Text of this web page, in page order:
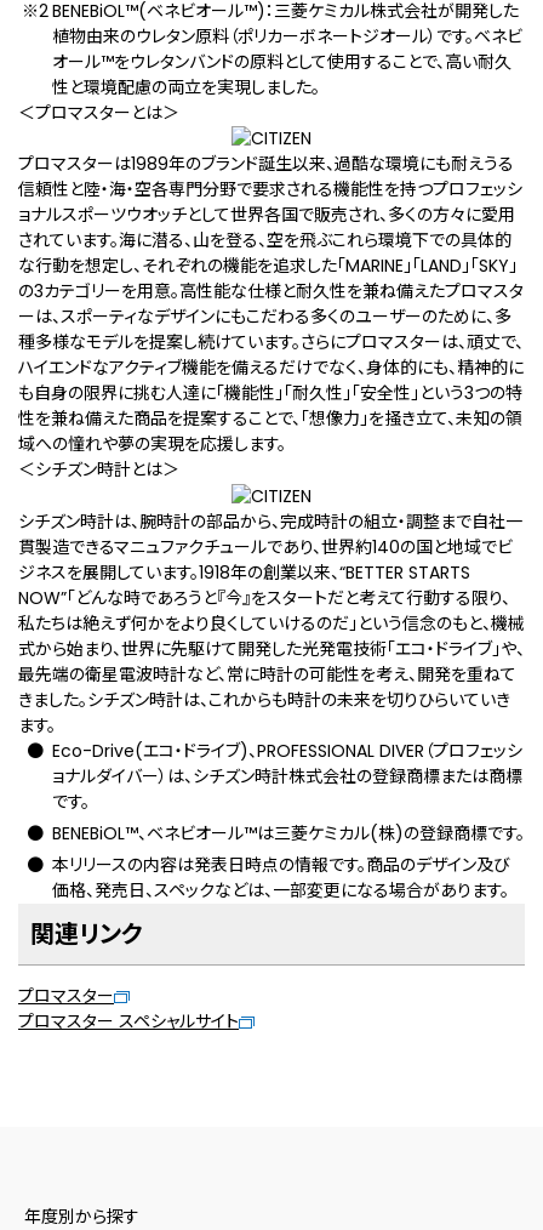
BENEBiOL™(ベネビオール™)：三菱ケミカル株式会社が開発した
植物由来のウレタン原料（ポリカーボネートジオール）です。ベネビ
オール™をウレタンバンドの原料として使用することで、高い耐久
性と環境配慮の両立を実現しました。
＜プロマスターとは＞
プロマスターは1989年のブランド誕生以来、過酷な環境にも耐えうる
信頼性と陸・海・空各専門分野で要求される機能性を持つプロフェッシ
ョナルスポーツウオッチとして世界各国で販売され、多くの方々に愛用
されています。海に潜る、山を登る、空を飛ぶ――これら環境下での具体的
な行動を想定し、それぞれの機能を追求した「MARINE」「LAND」「SKY」
の3カテゴリーを用意。高性能な仕様と耐久性を兼ね備えたプロマスタ
ーは、スポーティなデザインにもこだわる多くのユーザーのために、多
種多様なモデルを提案し続けています。さらにプロマスターは、頑丈で、
ハイエンドなアクティブ機能を備えるだけでなく、身体的にも、精神的に
も自身の限界に挑む人達に「機能性」「耐久性」「安全性」という3つの特
性を兼ね備えた商品を提案することで、「想像力」を掻き立て、未知の領
域への憧れや夢の実現を応援します。
＜シチズン時計とは＞
シチズン時計は、腕時計の部品から、完成時計の組立・調整まで自社一
貫製造できるマニュファクチュールであり、世界約140の国と地域でビ
ジネスを展開しています。1918年の創業以来、“BETTER STARTS
NOW”「どんな時であろうと『今』をスタートだと考えて行動する限り、
私たちは絶えず何かをより良くしていけるのだ」という信念のもと、機械
式から始まり、世界に先駆けて開発した光発電技術「エコ・ドライブ」や、
最先端の衛星電波時計など、常に時計の可能性を考え、開発を重ねて
きました。シチズン時計は、これからも時計の未来を切りひらいていき
ます。
Eco-Drive(エコ・ドライブ)、PROFESSIONAL DIVER（プロフェッシ
ョナルダイバー）は、シチズン時計株式会社の登録商標または商標
です。
BENEBiOL™、ベネビオール™は三菱ケミカル(株)の登録商標です。
本リリースの内容は発表日時点の情報です。商品のデザイン及び
価格、発売日、スペックなどは、一部変更になる場合があります。
関連リンク
プロマスター
プロマスター スペシャルサイト
年度別から探す